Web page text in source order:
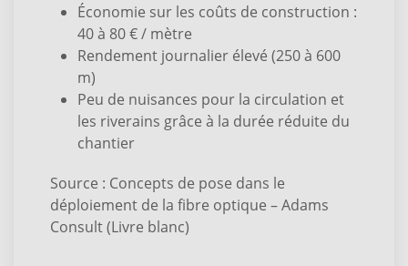
Économie sur les coûts de construction :
40 à 80 € / mètre
Rendement journalier élevé (250 à 600
m)
Peu de nuisances pour la circulation et
les riverains grâce à la durée réduite du
chantier
Source : Concepts de pose dans le
déploiement de la fibre optique – Adams
Consult (Livre blanc)